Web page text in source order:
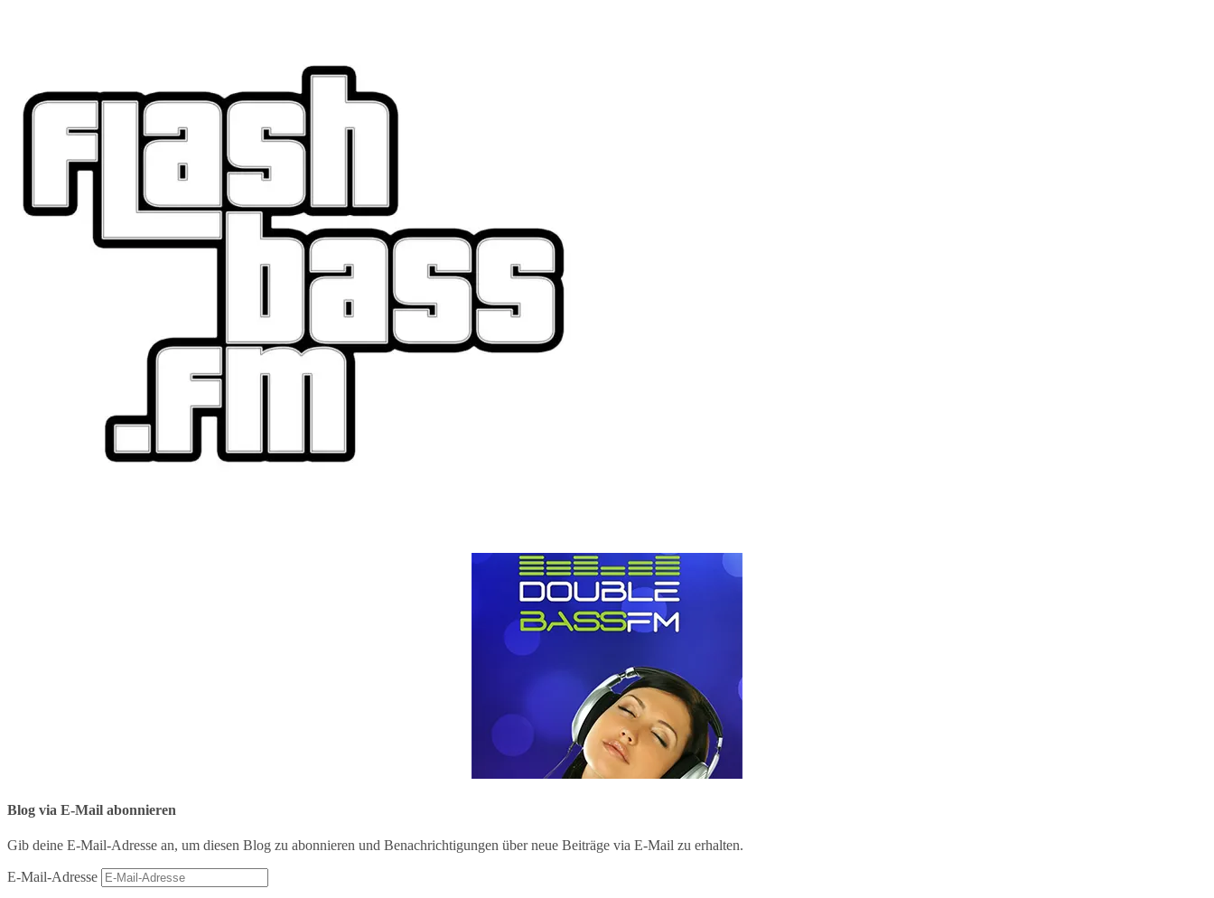
Blog via E-Mail abonnieren
Gib deine E-Mail-Adresse an, um diesen Blog zu abonnieren und Benachrichtigungen über neue Beiträge via E-Mail zu erhalten.
E-Mail-Adresse